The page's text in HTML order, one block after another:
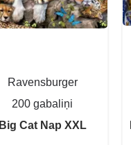
Ravensburger
200 gabaliņi
Big Cat Nap XXL